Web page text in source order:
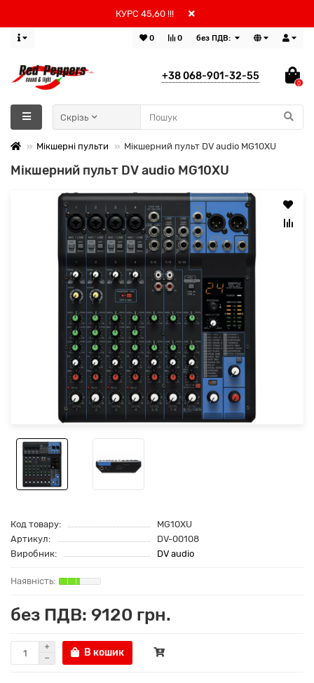
КУРС 45,60 !!!
без ПДВ:
0
0
+38 068-901-32-55
0
Скрізь
Мікшерні пульти Мікшерний пульт DV audio MG10XU
Мікшерний пульт DV audio MG10XU
Код товару:
MG10XU
Артикул:
DV-00108
Виробник:
DV audio
без ПДВ: 9120 грн.
В кошик